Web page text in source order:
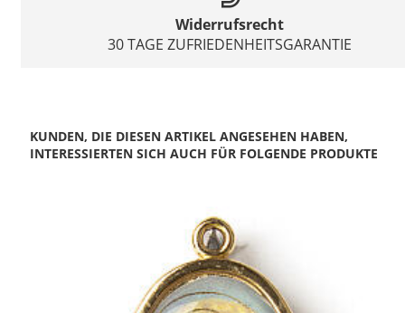
Widerrufsrecht
30 TAGE ZUFRIEDENHEITSGARANTIE
KUNDEN, DIE DIESEN ARTIKEL ANGESEHEN HABEN,
INTERESSIERTEN SICH AUCH FÜR FOLGENDE PRODUKTE